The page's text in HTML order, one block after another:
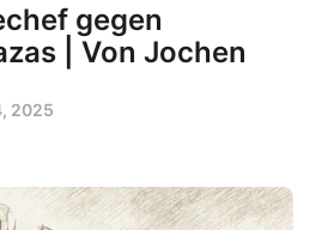
gegen
| Von Jochen
2025